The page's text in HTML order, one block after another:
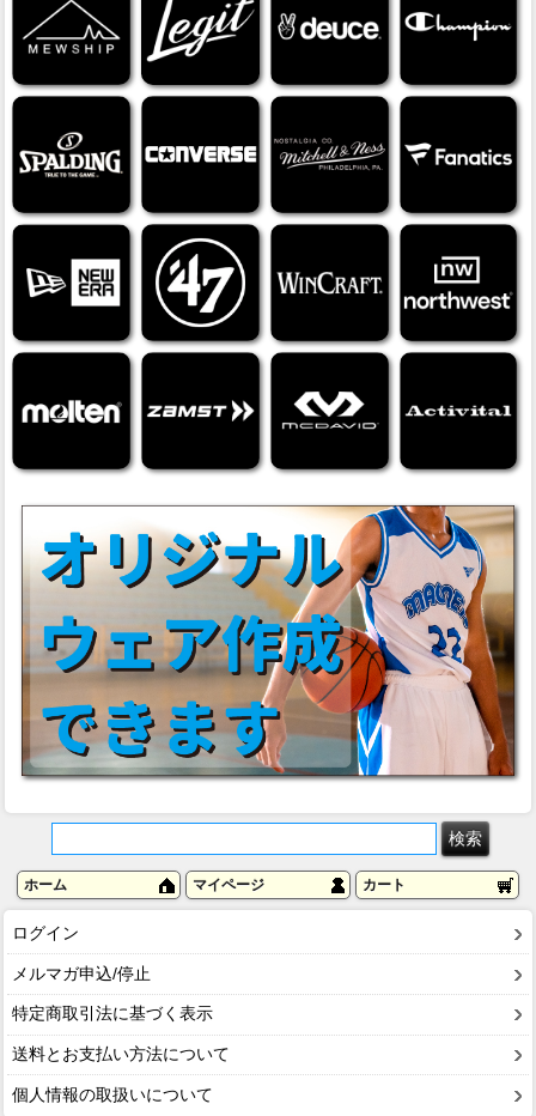
ホーム マイページ カート
ログイン
メルマガ申込/停止
特定商取引法に基づく表示
送料とお支払い方法について
個人情報の取扱いについて